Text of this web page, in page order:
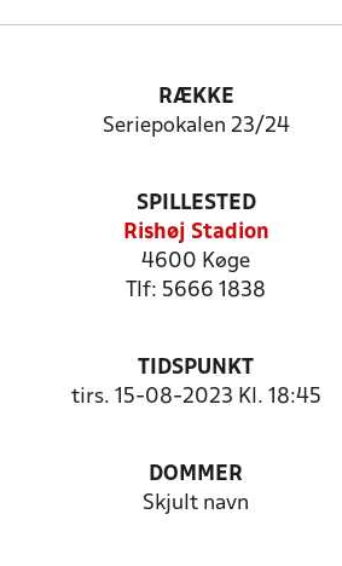
RÆKKE
Seriepokalen 23/24
SPILLESTED
Rishøj Stadion
4600 Køge
Tlf: 5666 1838
TIDSPUNKT
tirs. 15-08-2023 Kl. 18:45
DOMMER
Skjult navn